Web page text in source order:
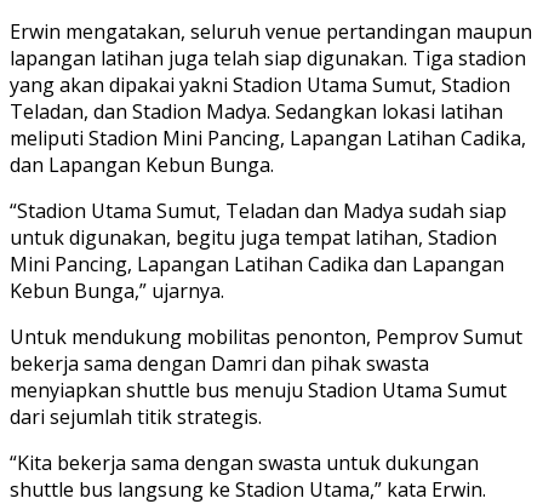
Erwin mengatakan, seluruh venue pertandingan maupun
lapangan latihan juga telah siap digunakan. Tiga stadion
yang akan dipakai yakni Stadion Utama Sumut, Stadion
Teladan, dan Stadion Madya. Sedangkan lokasi latihan
meliputi Stadion Mini Pancing, Lapangan Latihan Cadika,
dan Lapangan Kebun Bunga.
“Stadion Utama Sumut, Teladan dan Madya sudah siap
untuk digunakan, begitu juga tempat latihan, Stadion
Mini Pancing, Lapangan Latihan Cadika dan Lapangan
Kebun Bunga,” ujarnya.
Untuk mendukung mobilitas penonton, Pemprov Sumut
bekerja sama dengan Damri dan pihak swasta
menyiapkan shuttle bus menuju Stadion Utama Sumut
dari sejumlah titik strategis.
“Kita bekerja sama dengan swasta untuk dukungan
shuttle bus langsung ke Stadion Utama,” kata Erwin.